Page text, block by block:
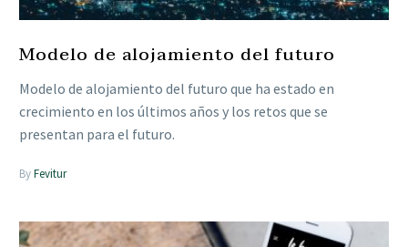
Modelo de alojamiento del futuro
Modelo de alojamiento del futuro que ha estado en
crecimiento en los últimos años y los retos que se
presentan para el futuro.
ByFevitur